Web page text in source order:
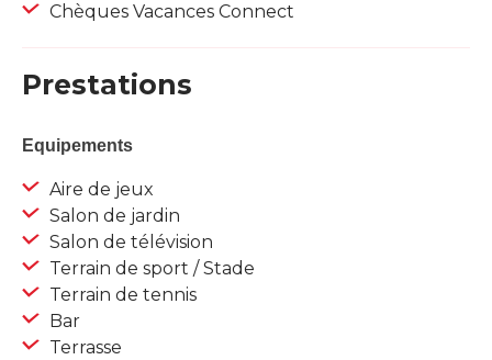
Chèques Vacances Connect
Prestations
Equipements
Aire de jeux
Salon de jardin
Salon de télévision
Terrain de sport / Stade
Terrain de tennis
Bar
Terrasse